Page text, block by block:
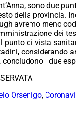
sono due
della provincia.
avremo meno
dei
punto di vista
considerando
concludono i due
Orsenigo,